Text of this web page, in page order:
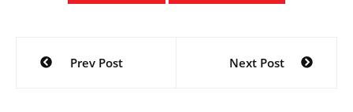
Post
navigation
Prev Post Next Post